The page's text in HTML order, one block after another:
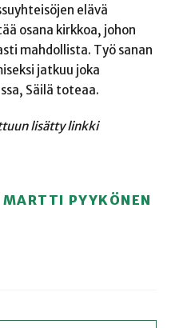
elävä
osana kirkkoa, johon
mahdollista. Työ sanan
jatkuu joka
Säilä toteaa.
lisätty linkki
MARTTI PYYKÖNEN